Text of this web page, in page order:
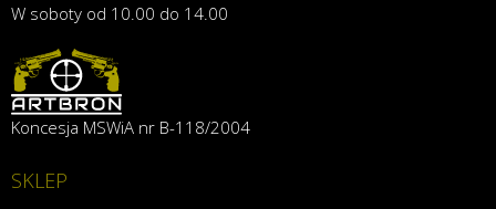
W soboty od 10.00 do 14.00
Koncesja MSWiA nr B-118/2004
SKLEP